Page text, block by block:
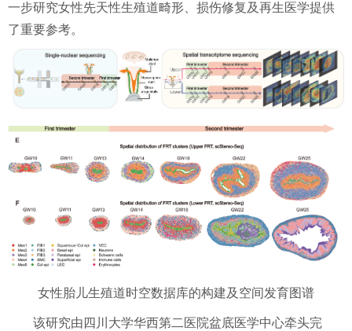
一步研究女性先天性生殖道畸形、损伤修复及再生医学提供
了重要参考。
女性胎儿生殖道时空数据库的构建及空间发育图谱
该研究由四川大学华西第二医院盆底医学中心牵头完